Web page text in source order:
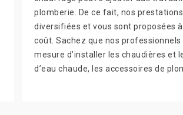
plomberie. De ce fait, nos
diversifiées et vous sont proposées
coût. Sachez que nos professionnels
mesure d’installer les chaudières et
d’eau chaude, les accessoires de